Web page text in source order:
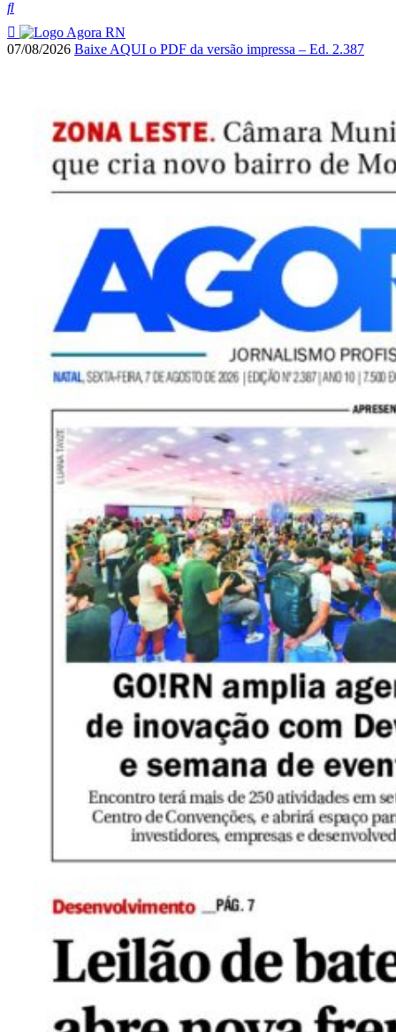
07/08/2026 Baixe AQUI o PDF da versão impressa – Ed. 2.387